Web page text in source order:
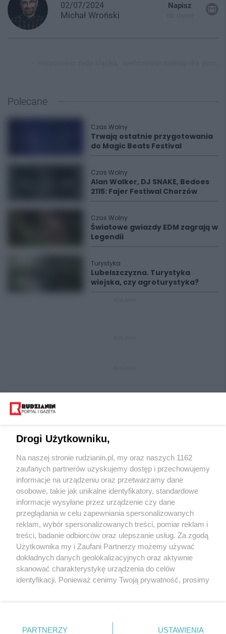
02/07/2024
Michał Wroński
Napisz
Polecane
Czas Wolny
Trwają ostatnie przygotowania
do Magic Beats Festival
Czas Wolny
Alan Walker, DJ SNAKE, Bedoes
2115: Fajer Festiwal Chorzów
Czas Wolny
Światowe gwiazdy EDM zagrają w
Legendii
Turystyka
Lubelszczyzna. Turystyka
wiejska, czy agroturystyka?
Wydawca mediów lokalnych
Nie zapomnij
zapoznać się z:
polityką prywatności regulamin korzystania z portali
Twojemiasto
Piekary Śląskie
Chorzów
Tarnowskie Góry
Gliwice
Skontakuj sięz nami
Kontakt
Wydawca
Redakcja
Drogi Użytkowniku,
Na naszej stronie rudzianin.pl, my oraz naszych 1162
zaufanych partnerów uzyskujemy dostęp i przechowujemy
informacje na urządzeniu oraz przetwarzamy dane
osobowe, takie jak unikalne identyfikatory, standardowe
informacje wysyłane przez urządzenie czy dane
przeglądania w celu zapewniania spersonalizowanych
reklam, wybór spersonalizowanych treści, pomiar reklam i
treści, badanie odbiorców oraz ulepszanie usług. Za zgodą
Użytkownika my i Zaufani Partnerzy możemy używać
dokładnych danych geolokalizacyjnych oraz aktywnie
skanować charakterystykę urządzenia do celów
identyfikacji. Ponieważ cenimy Twoją prywatność, prosimy
prywatności znajdujący się w lewym dolnym rogu strony
PARTNERZY USTAWIENIA